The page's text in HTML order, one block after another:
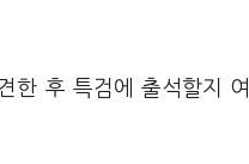
한 후 특검에 출석할지 여